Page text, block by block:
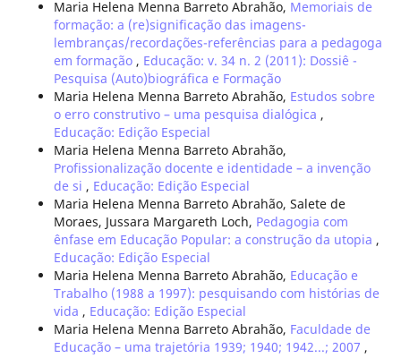
Maria Helena Menna Barreto Abrahão, Memoriais de
formação: a (re)significação das imagens-
lembranças/recordações-referências para a pedagoga
em formação , Educação: v. 34 n. 2 (2011): Dossiê -
Pesquisa (Auto)biográfica e Formação
Maria Helena Menna Barreto Abrahão, Estudos sobre
o erro construtivo – uma pesquisa dialógica ,
Educação: Edição Especial
Maria Helena Menna Barreto Abrahão,
Profissionalização docente e identidade – a invenção
de si , Educação: Edição Especial
Maria Helena Menna Barreto Abrahão, Salete de
Moraes, Jussara Margareth Loch, Pedagogia com
ênfase em Educação Popular: a construção da utopia ,
Educação: Edição Especial
Maria Helena Menna Barreto Abrahão, Educação e
Trabalho (1988 a 1997): pesquisando com histórias de
vida , Educação: Edição Especial
Maria Helena Menna Barreto Abrahão, Faculdade de
Educação – uma trajetória 1939; 1940; 1942...; 2007 ,